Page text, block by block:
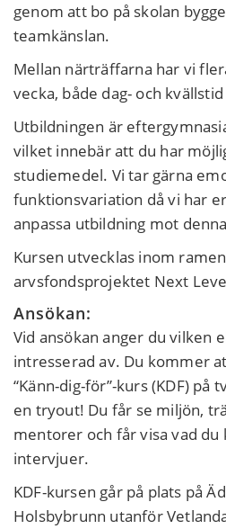
genom att bo på skolan
teamkänslan.
Mellan närträffarna har vi
vecka, både dag- och
Utbildningen är
vilket innebär att du har
studiemedel. Vi tar gärna
funktionsvariation då vi har
anpassa utbildning mot
Kursen utvecklas inom
arvsfondsprojektet Next
Ansökan:
Vid ansökan anger du vilken
intresserad av. Du kommer
“Känn-dig-för”-kurs (KDF) på
en tryout! Du får se miljön,
mentorer och får visa vad du
intervjuer.
KDF-kursen går på plats på
Holsbybrunn utanför